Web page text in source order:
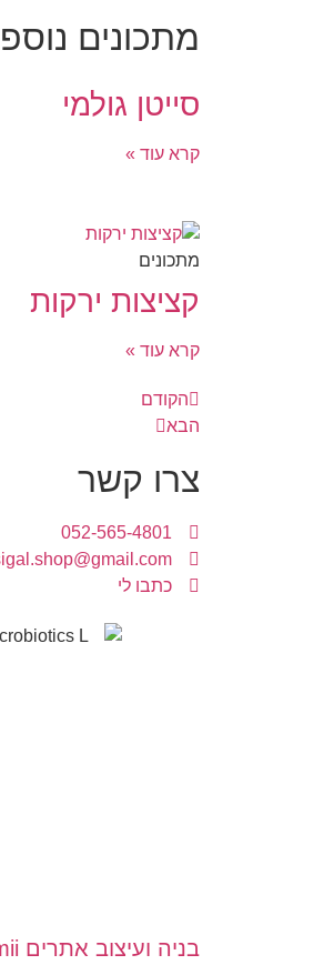
מתכונים
סייטן גולמי
קרא עוד »
מתכונים
קציצות ירקות
קרא עוד »
הקודם
הבא
צרו קשר
052-565-4801
כתבו לי
בניה ועיצוב אתרים Netmii